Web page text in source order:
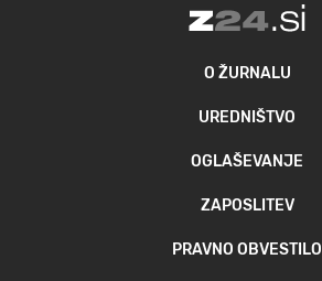
O ŽURNALU
UREDNIŠTVO
OGLAŠEVANJE
ZAPOSLITEV
PRAVNO OBVESTILO